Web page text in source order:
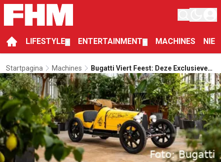
LIFESTYLE ENTERTAINMENT MACHINES
Startpagina Machines
Bugatti Viert Feest: Deze Exclusieve
Baby II Wil Je Hebben